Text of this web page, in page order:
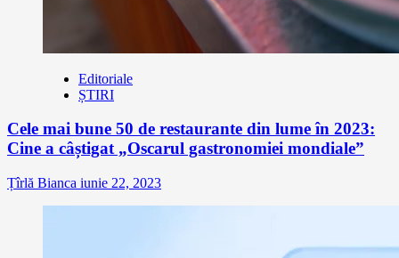
Editoriale
ȘTIRI
Cele mai bune 50 de restaurante din lume în 2023:
Cine a câștigat „Oscarul gastronomiei mondiale”
Țîrlă Bianca iunie 22, 2023